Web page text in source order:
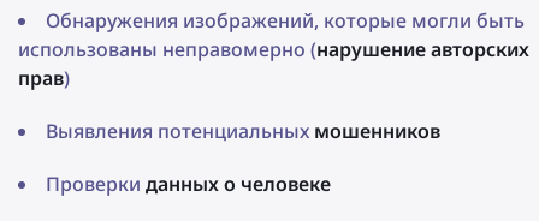
Обнаружения изображений, которые могли быть
использованы неправомерно (нарушение авторских
прав)
Выявления потенциальных мошенников
Проверки данных о человеке